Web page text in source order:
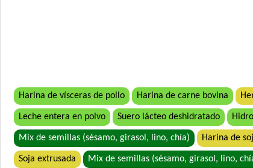
Harina de vísceras de pollo Harina de carne bovina
Leche entera en polvo Suero lácteo deshidratado
Mix de semillas (sésamo, girasol, lino, chía) Harina de
Soja extrusada Mix de semillas (sésamo, girasol, lino,